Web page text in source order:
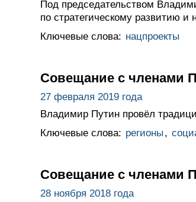
Под председательством
по стратегическому развитию
Ключевые слова: нацпроекты
Совещание с членами
27 февраля 2019 года
Владимир Путин провёл
Ключевые слова: регионы ,
Совещание с членами
28 ноября 2018 года